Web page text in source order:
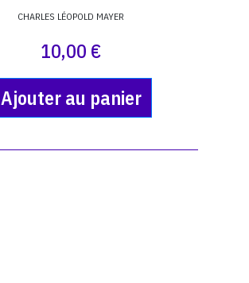
CHARLES LÉOPOLD MAYER
10,00 €
Ajouter au panier